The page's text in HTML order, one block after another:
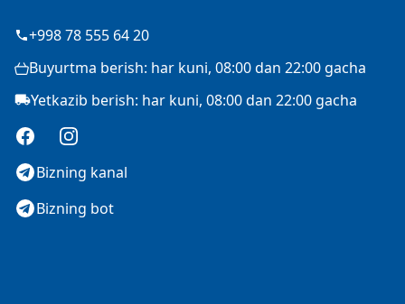
+998 78 555 64 20
Buyurtma berish: har kuni, 08:00 dan 22:00 gacha
Yetkazib berish: har kuni, 08:00 dan 22:00 gacha
FacebookInstagram
Bizning kanal
Bizning bot